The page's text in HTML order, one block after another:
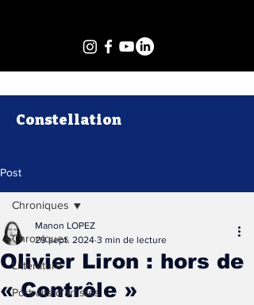
Constellation
Post
Chroniques
Littérature
Portraits d'artistes
Chroniques
Olivier Liron : hors de
« Contrôle »
Manon LOPEZ
29 sept. 2024 3 min de lecture